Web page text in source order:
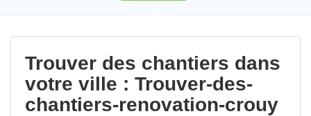
9,5(100%)71
votes
Trouver des chantiers dans
votre ville : Trouver-des-
chantiers-renovation-crouy